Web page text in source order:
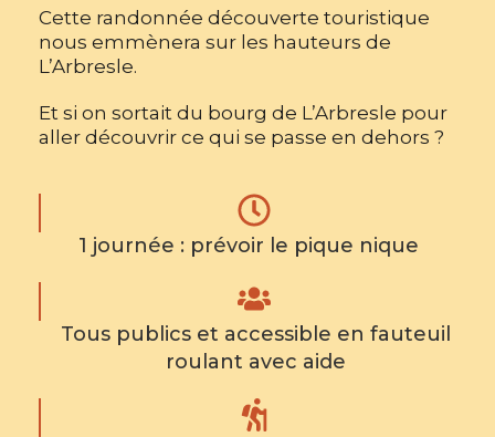
Cette randonnée découverte touristique
nous emmènera sur les hauteurs de
L’Arbresle.
Et si on sortait du bourg de L’Arbresle pour
aller découvrir ce qui se passe en dehors ?
1 journée : prévoir le pique nique
Tous publics et accessible en fauteuil
roulant avec aide